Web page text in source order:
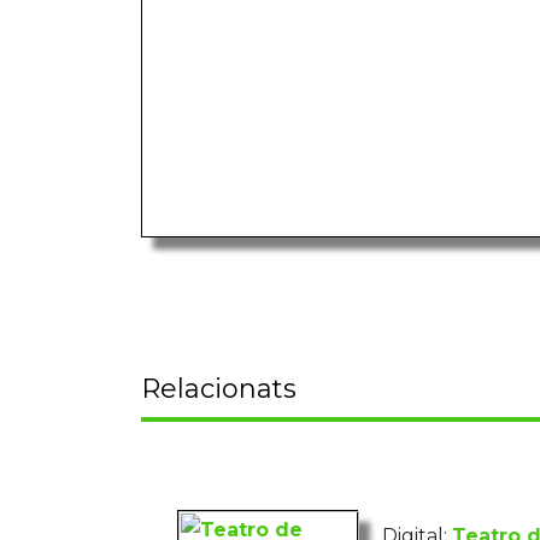
Relacionats